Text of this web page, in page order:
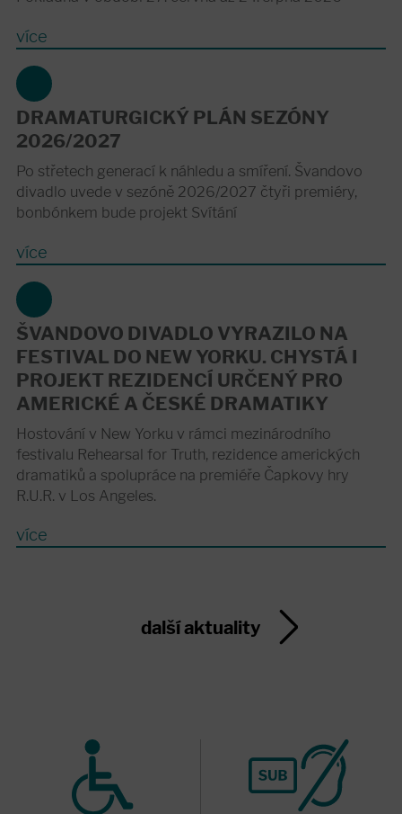
více
DRAMATURGICKÝ PLÁN SEZÓNY
2026/2027
Po střetech generací k náhledu a smíření. Švandovo
divadlo uvede v sezóně 2026/2027 čtyři premiéry,
bonbónkem bude projekt Svítání
více
ŠVANDOVO DIVADLO VYRAZILO NA
FESTIVAL DO NEW YORKU. CHYSTÁ I
PROJEKT REZIDENCÍ URČENÝ PRO
AMERICKÉ A ČESKÉ DRAMATIKY
Hostování v New Yorku v rámci mezinárodního
festivalu Rehearsal for Truth, rezidence amerických
dramatiků a spolupráce na premiéře Čapkovy hry
R.U.R. v Los Angeles.
více
další aktuality